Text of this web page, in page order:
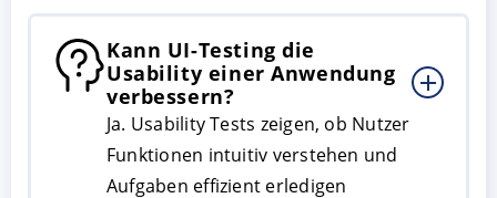
Kann UI-Testing die
Usability einer Anwendung
verbessern?
Ja. Usability Tests zeigen, ob Nutzer
Funktionen intuitiv verstehen und
Aufgaben effizient erledigen